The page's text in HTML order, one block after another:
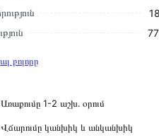
բոլորը
Առաքումը 1-2 աշխ․ օրում
Վճարումը կանխիկ և անկանխիկ